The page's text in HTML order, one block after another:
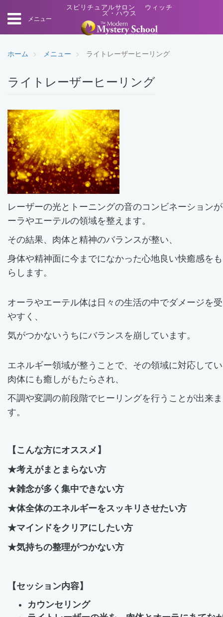
メニュー
スピリチュアルサロン ウィッチ
ズ・ハウス
ホーム メニュー ライトレーザーヒーリング
ライトレーザーヒーリング
レーザーの光とトーニングの音のコンビネーション
ーラやエーテルの領域を整えます。
その結果、肉体と精神のバランスが整い、
身体や精神面に今までになかった心地良い快癒感を
らします。
オーラやエーテル体は日々の生活の中でダメージを
やすく、
気がつかないうちにバランスを崩しています。
エネルギー領域が整うことで、その領域に対応して
肉体にも癒しがもたらされ、
不調や変調の前段階でヒーリングを行うことが出来ま
す。
【こんな方にオススメ】
★考えがまとまらない方
★雑念が多く集中できない方
★体全体のエネルギーをスッキリさせたい方
★マインドをクリアにしたい方
★気持ちの整理がつかない方
【セッション内容】
カウンセリング